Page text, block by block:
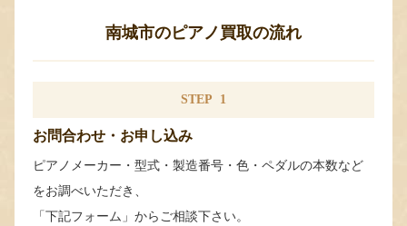
南城市のピアノ買取の流れ
STEP 1
お問合わせ・お申し込み
ピアノメーカー・型式・製造番号・色・ペダルの本数など
をお調べいただき、
「下記フォーム」からご相談下さい。